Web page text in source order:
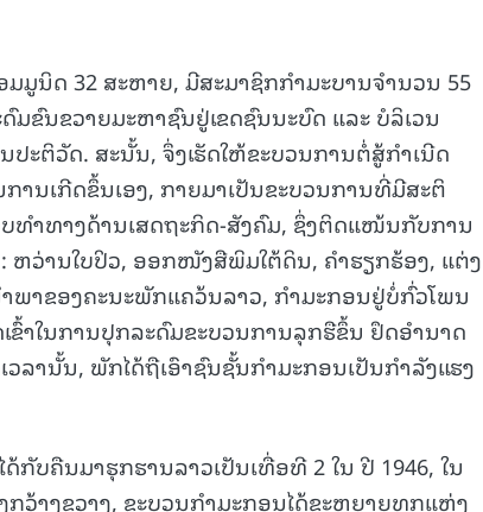
ມູນິດ 32 ສະຫາຍ, ມີສະມາຊິກກຳມະບານຈໍານວນ 55
ຂົນຂວາຍມະຫາຊົນຢູ່ເຂດຊົນນະບົດ ແລະ ບໍລິເວນ
ະຕິວັດ. ສະນັ້ນ, ຈຶ່ງເຮັດໃຫ້ຂະບວນການຕໍ່ສູ້ກໍາເນີດ
ານເກີດຂຶ້ນເອງ, ກາຍມາເປັນຂະບວນການທີ່ມີສະຕິ
ທໍາທາງດ້ານເສດຖະກິດ-ສັງຄົມ, ຊຶ່ງຕິດແໜ້ນກັບການ
ຫວ່ານໃບປິວ, ອອກໜັງສືພິມໃຕ້ດິນ, ຄໍາຮຽກຮ້ອງ, ແຕ່ງ
ພາຂອງຄະນະພັກແຄວ້ນລາວ, ກໍາມະກອນຢູ່ບໍ່ກົ່ວໂພນ
າໃນການປຸກລະດົມຂະບວນການລຸກຮືຂຶ້ນ ຢຶດອໍານາດ
ລານັ້ນ, ພັກໄດ້ຖືເອົາຊົນຊັ້ນກໍາມະກອນເປັນກໍາລັງແຮງ
ກັບຄືນມາຮຸກຮານລາວເປັນເທື່ອທີ 2 ໃນ ປີ 1946, ໃນ
ວ້າງຂວາງ, ຂະບວນກໍາມະກອນໄດ້ຂະຫຍາຍທຸກແຫ່ງ